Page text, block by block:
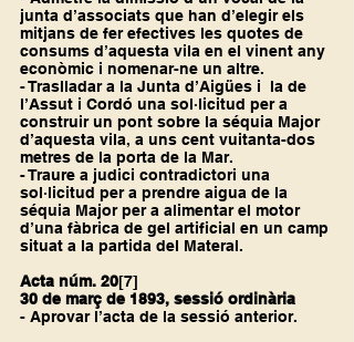
junta d’associats que han d’elegir els
mitjans de fer efectives les quotes de
consums d’aquesta vila en el vinent any
econòmic i nomenar-ne un altre.
- Traslladar a la Junta d’Aigües i  la de
l’Assut i Cordó una sol·licitud per a
construir un pont sobre la séquia Major
d’aquesta vila, a uns cent vuitanta-dos
metres de la porta de la Mar.
- Traure a judici contradictori una
sol·licitud per a prendre aigua de la
séquia Major per a alimentar el motor
d’una fàbrica de gel artificial en un camp
situat a la partida del Materal.
Acta núm. 20[7]
30 de març de 1893, sessió ordinària
- Aprovar l’acta de la sessió anterior.